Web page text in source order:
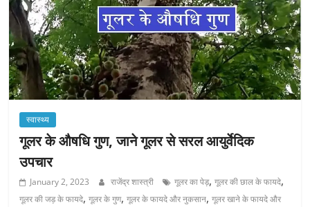
स्वास्थ्य
गूलर के औषधि गुण, जाने गूलर से सरल आयुर्वेदिक
उपचार
January 2, 2023 राजेंद्र शास्त्री गूलर का पेड़,गूलर की छाल के फायदे,
गूलर की जड़ के फायदे,गूलर के गुण,गूलर के फायदे और नुकसान,गूलर खाने के फायदे और